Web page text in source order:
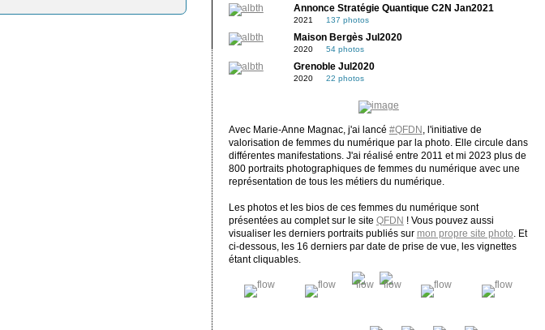
Annonce Stratégie Quantique C2N Jan2021
2021 137 photos
Maison Bergès Jul2020
2020 54 photos
Grenoble Jul2020
2020 22 photos
Avec Marie-Anne Magnac, j'ai lancé #QFDN
, l'initiative de
valorisation de femmes du numérique par la photo. Elle circule dans
différentes manifestations. J'ai réalisé entre 2011 et mi 2023 plus de
800 portraits photographiques de femmes du numérique avec une
représentation de tous les métiers du numérique.
Les photos et les bios de ces femmes du numérique sont
présentées au complet sur le site QFDN ! Vous pouvez aussi
visualiser les derniers portraits publiés sur mon propre site photo . Et
ci-dessous, les 16 derniers par date de prise de vue, les vignettes
étant cliquables.